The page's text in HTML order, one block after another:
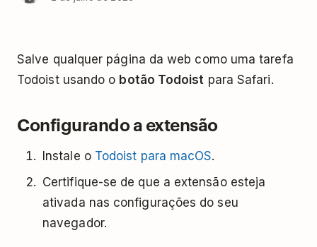
Salve qualquer página da web como uma tarefa
Todoist usando o botão Todoist para Safari.
Configurando a extensão
Instale o Todoist para macOS.
Certifique-se de que a extensão esteja
ativada nas configurações do seu
navegador.